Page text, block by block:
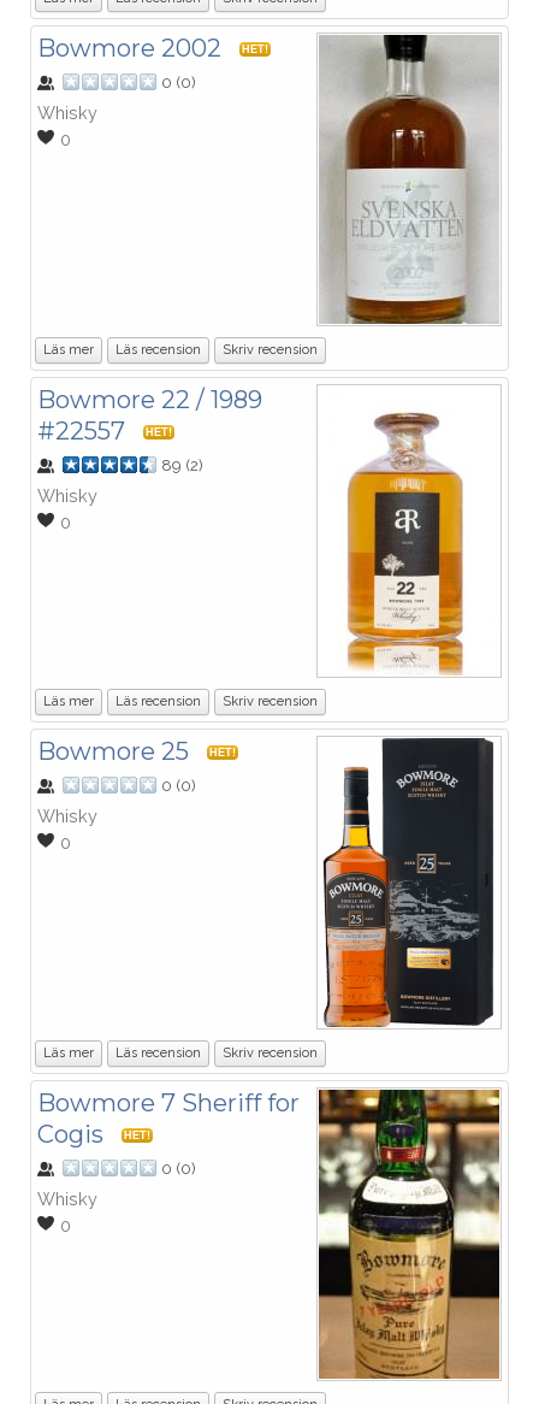
Bowmore 2002 HET!
0 (0)
Whisky
0
Läs mer Läs recension Skriv recension
Bowmore 22 / 1989
#22557
HET!
89 (2)
Whisky
0
Läs mer Läs recension Skriv recension
Bowmore 25 HET!
0 (0)
Whisky
0
Läs mer Läs recension Skriv recension
Bowmore 7 Sheriff for
Cogis
HET!
0 (0)
Whisky
0